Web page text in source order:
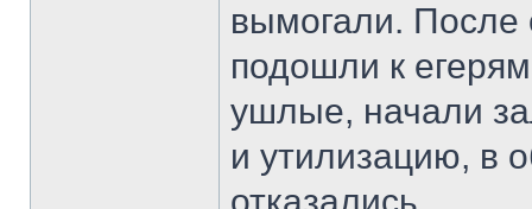
вымогали.
подошли к
ушлые, начали
и утилизацию, в